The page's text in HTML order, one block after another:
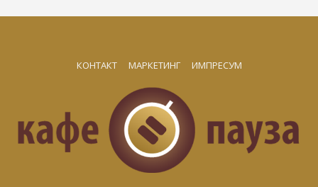
КОНТАКТ МАРКЕТИНГ ИМПРЕСУМ